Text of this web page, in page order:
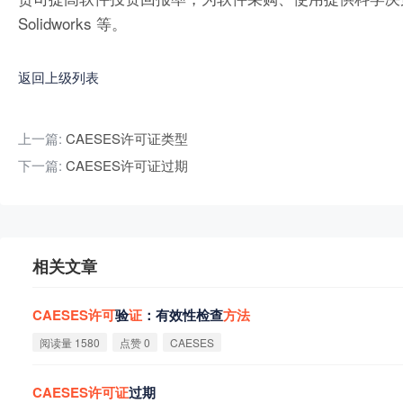
Solidworks 等。
返回上级列表
上一篇: CAESES许可证类型
下一篇: CAESES许可证过期
相关文章
CAESES许可验证 ：有效性检查方法
阅读量 1580 点赞 0 CAESES
CAESES许可证过期